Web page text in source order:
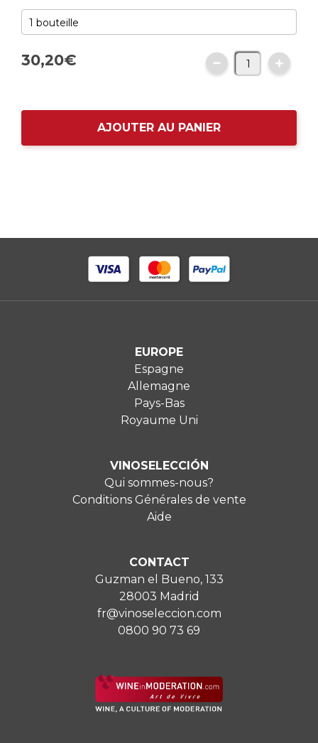
30,20€
AJOUTER AU PANIER
EUROPE
Espagne
Allemagne
Pays-Bas
Royaume Uni
VINOSELECCIÓN
Qui sommes-nous?
Conditions Générales de vente
Aide
CONTACT
Guzman el Bueno, 133
28003 Madrid
fr@vinoseleccion.com
0800 90 73 69